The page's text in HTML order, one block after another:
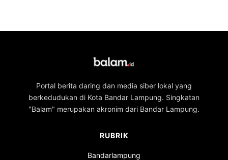
Portal berita daring dan media siber lokal yang
berkedudukan di Kota Bandar Lampung. Singkatan
"Balam" merupakan akronim dari Bandar Lampung.
RUBRIK
Bandarlampung